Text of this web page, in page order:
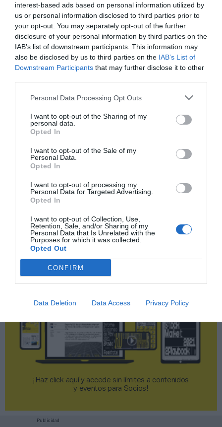
interest-based ads based on personal information utilized by
us or personal information disclosed to third parties prior to
your opt-out. You may separately opt-out of the further
disclosure of your personal information by third parties on the
IAB’s list of downstream participants. This information may
also be disclosed by us to third parties on the IAB’s List of
Downstream Participants that may further disclose it to other
Personal Data Processing Opt Outs
I want to opt-out of the Sharing of my
personal data.
Opted In
I want to opt-out of the Sale of my
Personal Data.
Opted In
I want to opt-out of processing my
Personal Data for Targeted Advertising.
Opted In
I want to opt-out of Collection, Use,
Retention, Sale, and/or Sharing of my
Personal Data that Is Unrelated with the
Purposes for which it was collected.
Opted Out
CONFIRM
Data Deletion Data Access Privacy Policy
Índex2P
Añadir2Playbookcomo fuente preferida de Google
de forma gratuita
Mantente informado con las últimas noticias de actualidad.
ACTIVAR AHORA
Compartir
Publicidad
2Playbook Club
¡Haz click aquí y accede sin límites a contenidos
y eventos para Socios!​​​​​​​
Publicidad